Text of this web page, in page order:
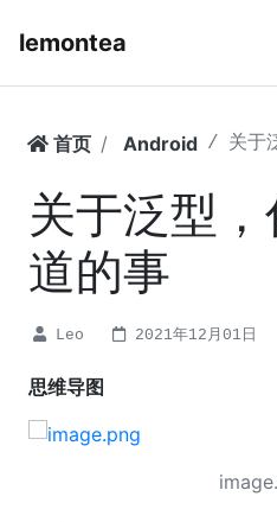
lemontea
首页 Android 关于
关于泛型
道的事
Leo 2021年12月01日
思维导图